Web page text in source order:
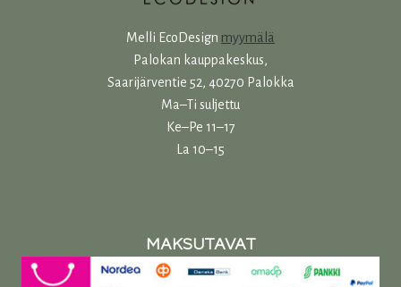
Melli EcoDesign myymälä
Palokan kauppakeskus,
Saarijärventie 52, 40270 Palokka
Ma–Ti suljettu
Ke–Pe 11–17
La 10–15
MAKSUTAVAT